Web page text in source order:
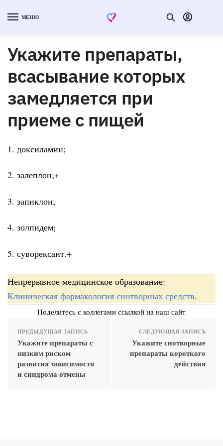
МЕНЮ
Укажите препараты,
всасывание которых
замедляется при
приеме с пищей
1. доксиламин;
2. залеплон;+
3. запиклон;
4. золпидем;
5. суворексант.+
Непрерывное медицинское образование:
Клиническая фармакология снотворных средств.
Поделитесь с коллегами ссылкой на наш сайт
ПРЕДЫДУЩАЯ ЗАПИСЬ
Укажите препараты с
низким риском
развития зависимости
и синдрома отмены
СЛЕДУЮЩАЯ ЗАПИСЬ
Укажите снотворные
препараты короткого
действия